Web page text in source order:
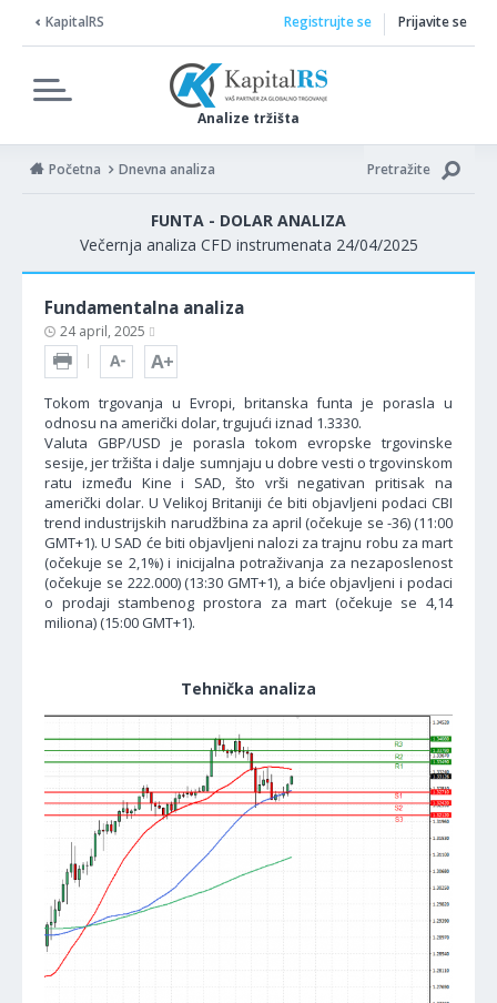
KapitalRS
Analize tržišta
Registrujte se Prijavite se
Početna Dnevna analiza Pretražite
FUNTA - DOLAR ANALIZA
Večernja analiza CFD instrumenata 24/04/2025
Fundamentalna analiza
24 april, 2025
Tokom trgovanja u Evropi, britanska funta je porasla u
odnosu na američki dolar, trgujući iznad 1.3330.
Valuta GBP/USD je porasla tokom evropske trgovinske
sesije, jer tržišta i dalje sumnjaju u dobre vesti o trgovinskom
ratu između Kine i SAD, što vrši negativan pritisak na
američki dolar. U Velikoj Britaniji će biti objavljeni podaci CBI
trend industrijskih narudžbina za april (očekuje se -36) (11:00
GMT+1). U SAD će biti objavljeni nalozi za trajnu robu za mart
(očekuje se 2,1%) i inicijalna potraživanja za nezaposlenost
(očekuje se 222.000) (13:30 GMT+1), a biće objavljeni i podaci
o prodaji stambenog prostora za mart (očekuje se 4,14
miliona) (15:00 GMT+1).
Tehnička analiza